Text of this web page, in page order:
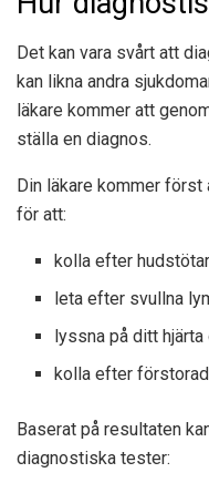
Det kan vara svårt att
kan likna andra
läkare kommer att
ställa en diagnos.
Din läkare kommer
för att:
kolla efter
leta efter svullna
lyssna på ditt hjärta
kolla efter
Baserat på resultaten
diagnostiska tester: